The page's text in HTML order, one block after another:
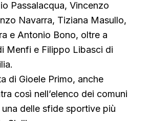
Passalacqua, Vincenzo
Navarra, Tiziana Masullo,
e Antonio Bono, oltre a
Menfi e Filippo Libasci di
di Gioele Primo, anche
così nell’elenco dei comuni
delle sfide sportive più